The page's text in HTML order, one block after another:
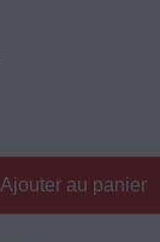
Ajouter au panier